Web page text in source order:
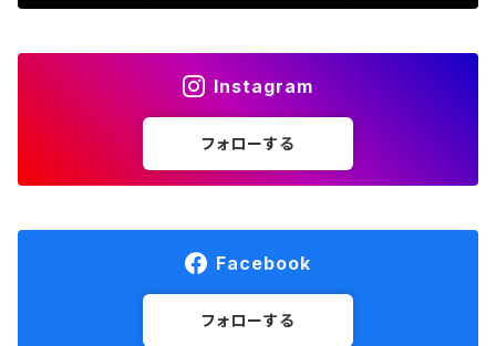
Instagram
フォローする
Facebook
フォローする